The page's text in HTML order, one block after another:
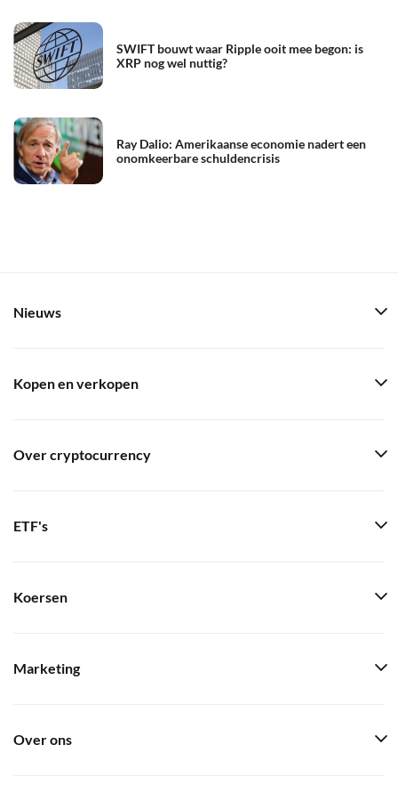
SWIFT bouwt waar Ripple ooit mee begon: is
XRP nog wel nuttig?
Ray Dalio: Amerikaanse economie nadert een
onomkeerbare schuldencrisis
Nieuws
Kopen en verkopen
Over cryptocurrency
ETF's
Koersen
Marketing
Over ons